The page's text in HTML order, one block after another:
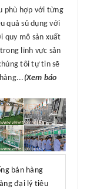
phù hợp với từng
quả sủ dụng với
quy mô sản xuất
lĩnh vực sản
tôi tự tin sẽ
(Xem báo
bán hàng
đại lý tiêu